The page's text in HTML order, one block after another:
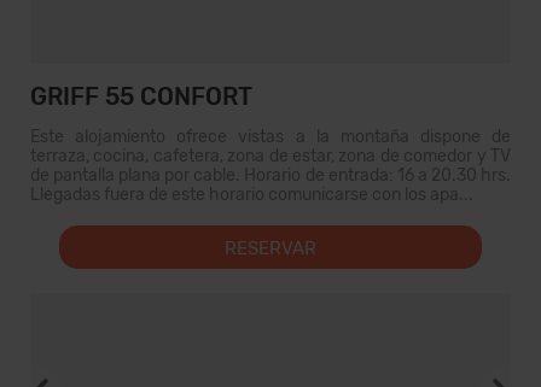
GRIFF 55 CONFORT
Este alojamiento ofrece vistas a la montaña dispone de
terraza, cocina, cafetera, zona de estar, zona de comedor y TV
de pantalla plana por cable. Horario de entrada: 16 a 20.30 hrs.
Llegadas fuera de este horario comunicarse con los apa...
RESERVAR